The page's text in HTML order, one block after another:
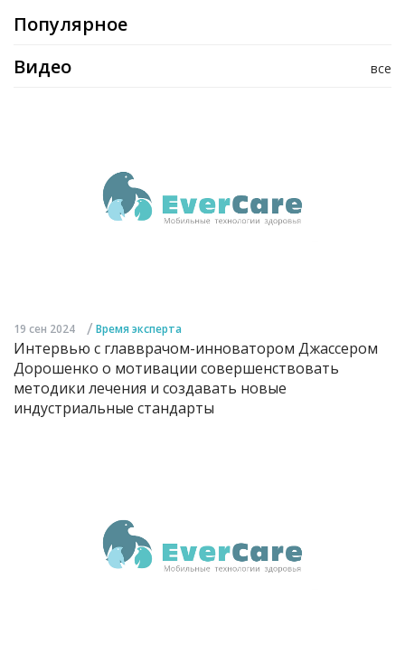
Популярное
все
Видео
19 сен 2024 / Время эксперта
Интервью с главврачом-инноватором Джассером
Дорошенко о мотивации совершенствовать
методики лечения и создавать новые
индустриальные стандарты